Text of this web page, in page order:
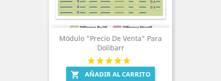
Módulo "Precio De Venta" Para
Dolibarr
 AÑADIR AL CARRITO